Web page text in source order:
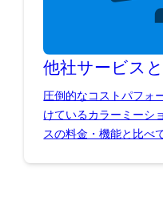
他社サービス
圧倒的なコストパフォ
けているカラーミーシ
スの料金・機能と比べ